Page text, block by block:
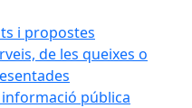
i propostes
de les queixes o
informació pública